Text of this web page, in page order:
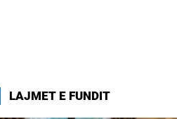
LAJMET E FUNDIT